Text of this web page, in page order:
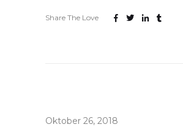
Share The Love
Oktober 26, 2018